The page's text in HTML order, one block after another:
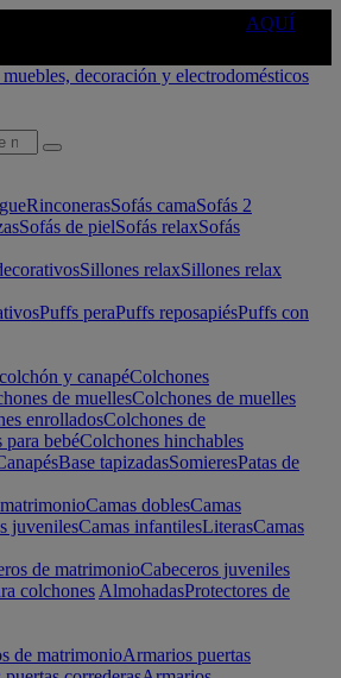
AQUÍ
RinconerasSofás camaSofás 2
Sofás de pielSofás relaxSofás
Sillones relaxSillones relax
Puffs peraPuffs reposapiésPuffs con
y canapéColchones
de muellesColchones de muelles
enrolladosColchones de
para bebéColchones hinchables
Base tapizadasSomieresPatas de
Camas doblesCamas
juvenilesCamas infantilesLiterasCamas
de matrimonioCabeceros juveniles
colchones AlmohadasProtectores de
de matrimonioArmarios puertas